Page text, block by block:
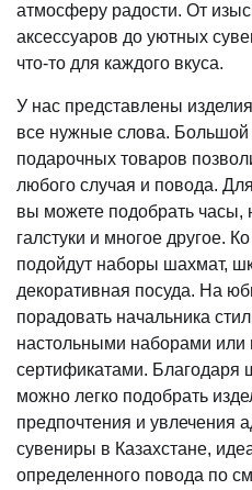
атмосферу радости. От
аксессуаров до уютных
что-то для каждого вкуса.
У нас представлены
все нужные слова.
подарочных товаров
любого случая и повода.
вы можете подобрать
галстуки и многое другое.
подойдут наборы шахмат,
декоративная посуда. На
порадовать начальника
настольными наборами
сертификатами. Благодаря
можно легко подобрать
предпочтения и увлечения
сувениры в Казахстане,
определенного повода по